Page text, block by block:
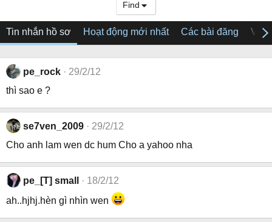
Find
Tin nhắn hồ sơ Hoạt động mới nhất Các bài đăng Về
pe_rock
29/2/12
thì sao e ?
se7ven_2009
29/2/12
Cho anh lam wen dc hum Cho a yahoo nha
pe_[T] small
18/2/12
ah..hjhj.hèn gì nhìn wen